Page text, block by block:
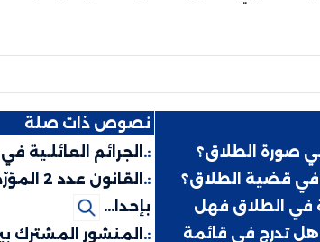
نصوص ذات صلة
صورة الطلاق؟
في قضية الطلاق؟
في الطلاق فهل
تدرج في قائمة
:. الجرائم
:.
بإحدا...
:. المنشور المشترك